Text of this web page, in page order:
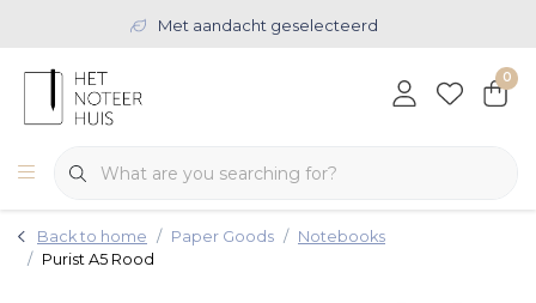
Met aandacht geselecteerd
0
Back to home Paper Goods
Notebooks
Purist A5 Rood